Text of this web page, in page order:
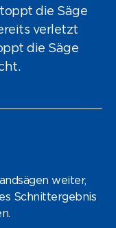
die Säge
verletzt
die Säge
weiter,
Schnittergebnis